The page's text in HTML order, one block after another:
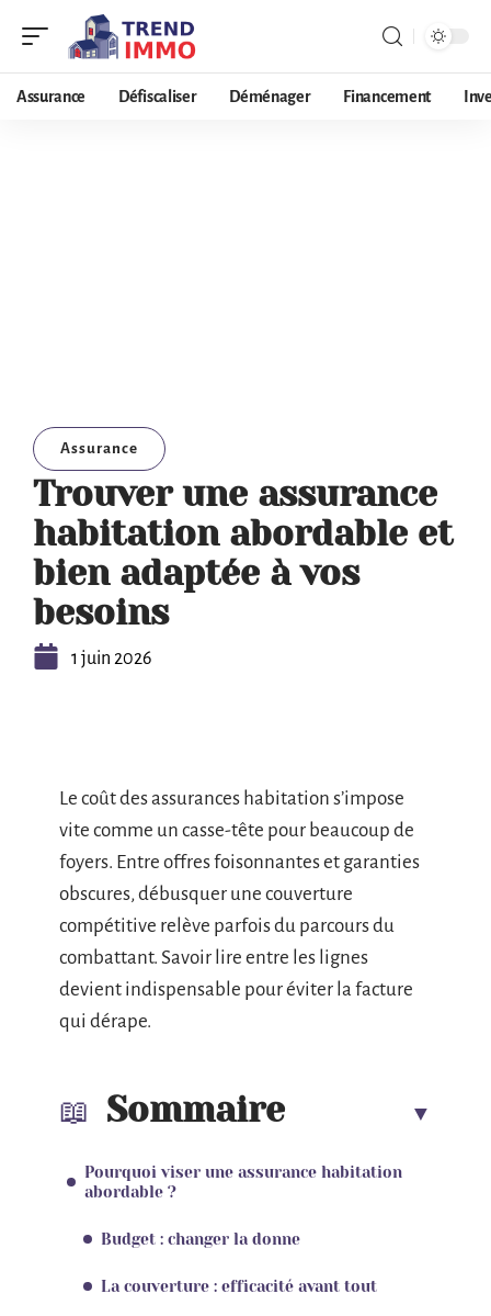
Assurance Défiscaliser Déménager Financement
Assurance
Trouver une assurance
habitation abordable et
bien adaptée à vos
besoins
1 juin 2026
Le coût des assurances habitation s’impose
vite comme un casse-tête pour beaucoup de
foyers. Entre offres foisonnantes et garanties
obscures, débusquer une couverture
compétitive relève parfois du parcours du
combattant. Savoir lire entre les lignes
devient indispensable pour éviter la facture
qui dérape.
Sommaire
Pourquoi viser une assurance habitation
abordable ?
Budget : changer la donne
La couverture : efficacité avant tout